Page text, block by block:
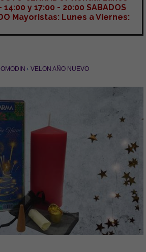
y 17:00 - 20:00 SABADOS
Mayoristas: Lunes a Viernes:
VELON AÑO NUEVO